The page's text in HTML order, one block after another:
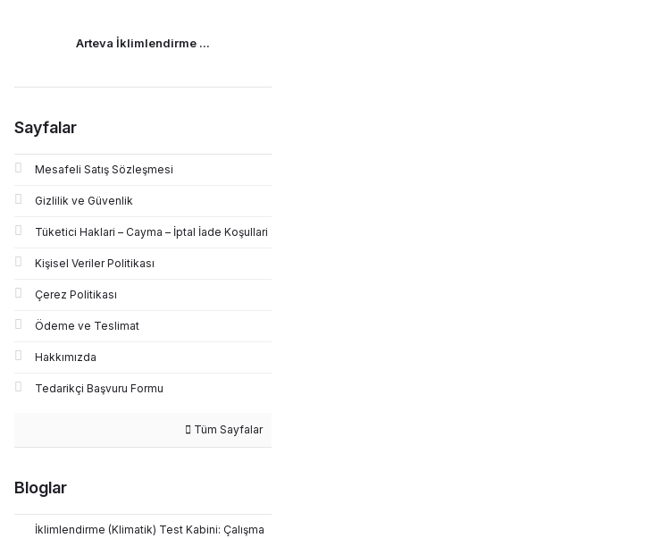
Arteva İklimlendirme ...
Sayfalar
Mesafeli Satış Sözleşmesi
Gizlilik ve Güvenlik
Tüketici Haklari – Cayma – İptal İade Koşullari
Kişisel Veriler Politikası
Çerez Politikası
Ödeme ve Teslimat
Hakkımızda
Tedarikçi Başvuru Formu
Tüm Sayfalar
Bloglar
İklimlendirme (Klimatik) Test Kabini: Çalışma